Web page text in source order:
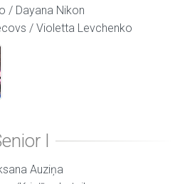
/ Dayana Nikon
/ Violetta Levchenko
Auziņa